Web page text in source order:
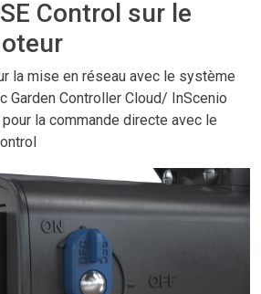
Control sur le
la mise en réseau avec le système
Garden Controller Cloud/ InScenio
la commande directe avec le